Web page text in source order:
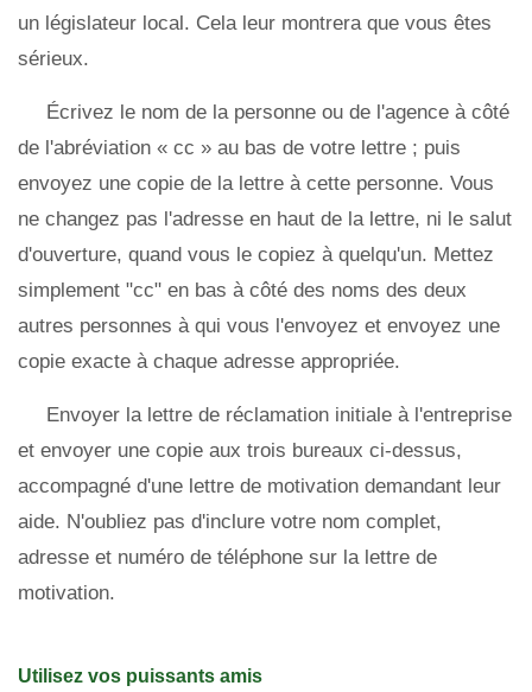
un législateur local. Cela leur montrera que vous êtes
sérieux.
Écrivez le nom de la personne ou de l'agence à côté
de l'abréviation « cc » au bas de votre lettre ; puis
envoyez une copie de la lettre à cette personne. Vous
ne changez pas l'adresse en haut de la lettre, ni le salut
d'ouverture, quand vous le copiez à quelqu'un. Mettez
simplement "cc" en bas à côté des noms des deux
autres personnes à qui vous l'envoyez et envoyez une
copie exacte à chaque adresse appropriée.
Envoyer la lettre de réclamation initiale à l'entreprise
et envoyer une copie aux trois bureaux ci-dessus,
accompagné d'une lettre de motivation demandant leur
aide. N'oubliez pas d'inclure votre nom complet,
adresse et numéro de téléphone sur la lettre de
motivation.
Utilisez vos puissants amis